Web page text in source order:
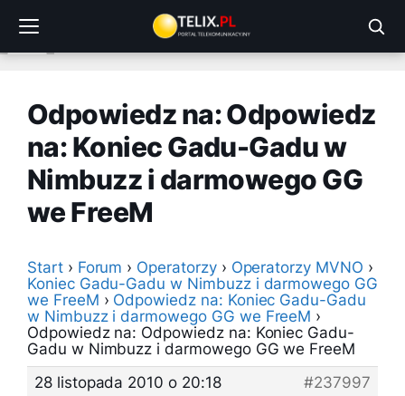
treści
Odpowiedz na: Odpowiedz
na: Koniec Gadu-Gadu w
Nimbuzz i darmowego GG
we FreeM
Start › Forum › Operatorzy › Operatorzy MVNO ›
Koniec Gadu-Gadu w Nimbuzz i darmowego GG
we FreeM › Odpowiedz na: Koniec Gadu-Gadu
w Nimbuzz i darmowego GG we FreeM ›
Odpowiedz na: Odpowiedz na: Koniec Gadu-
Gadu w Nimbuzz i darmowego GG we FreeM
28 listopada 2010 o 20:18
#237997